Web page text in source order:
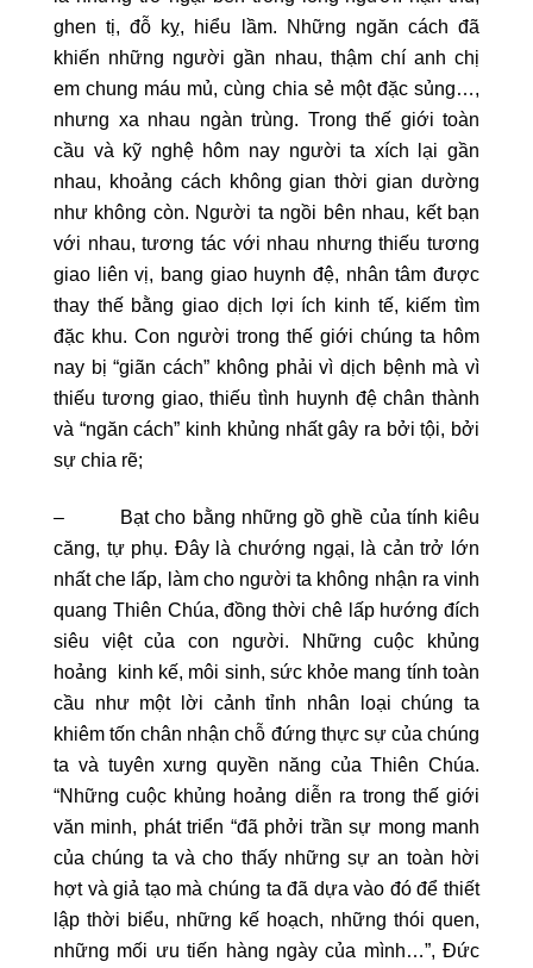
ghen tị, đỗ kỵ, hiểu lầm. Những ngăn cách đã
khiến những người gần nhau, thậm chí anh chị
em chung máu mủ, cùng chia sẻ một đặc sủng…,
nhưng xa nhau ngàn trùng. Trong thế giới toàn
cầu và kỹ nghệ hôm nay người ta xích lại gần
nhau, khoảng cách không gian thời gian dường
như không còn. Người ta ngồi bên nhau, kết bạn
với nhau, tương tác với nhau nhưng thiếu tương
giao liên vị, bang giao huynh đệ, nhân tâm được
thay thế bằng giao dịch lợi ích kinh tế, kiếm tìm
đặc khu. Con người trong thế giới chúng ta hôm
nay bị “giãn cách” không phải vì dịch bệnh mà vì
thiếu tương giao, thiếu tình huynh đệ chân thành
và “ngăn cách” kinh khủng nhất gây ra bởi tội, bởi
sự chia rẽ;
– Bạt cho bằng những gồ ghề của tính kiêu
căng, tự phụ. Đây là chướng ngại, là cản trở lớn
nhất che lấp, làm cho người ta không nhận ra vinh
quang Thiên Chúa, đồng thời chê lấp hướng đích
siêu việt của con người. Những cuộc khủng
hoảng kinh kế, môi sinh, sức khỏe mang tính toàn
cầu như một lời cảnh tỉnh nhân loại chúng ta
khiêm tốn chân nhận chỗ đứng thực sự của chúng
ta và tuyên xưng quyền năng của Thiên Chúa.
“Những cuộc khủng hoảng diễn ra trong thế giới
văn minh, phát triển “đã phởi trần sự mong manh
của chúng ta và cho thấy những sự an toàn hời
hợt và giả tạo mà chúng ta đã dựa vào đó để thiết
lập thời biểu, những kế hoạch, những thói quen,
những mối ưu tiến hàng ngày của mình…”, Đức